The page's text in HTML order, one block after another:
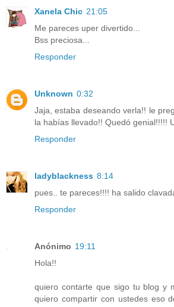
Xanela Chic 21:05
Me pareces uper divertido...
Bss preciosa...
Responder
Unknown 0:32
Jaja, estaba deseando verla!! le
la habías llevado!! Quedó genial!!!!!
Responder
ladyblackness 8:14
pues.. te pareces!!!! ha salido
Responder
Anónimo 19:11
Hola!!
quiero contarte que sigo tu blog y
quiero compartir con ustedes eso